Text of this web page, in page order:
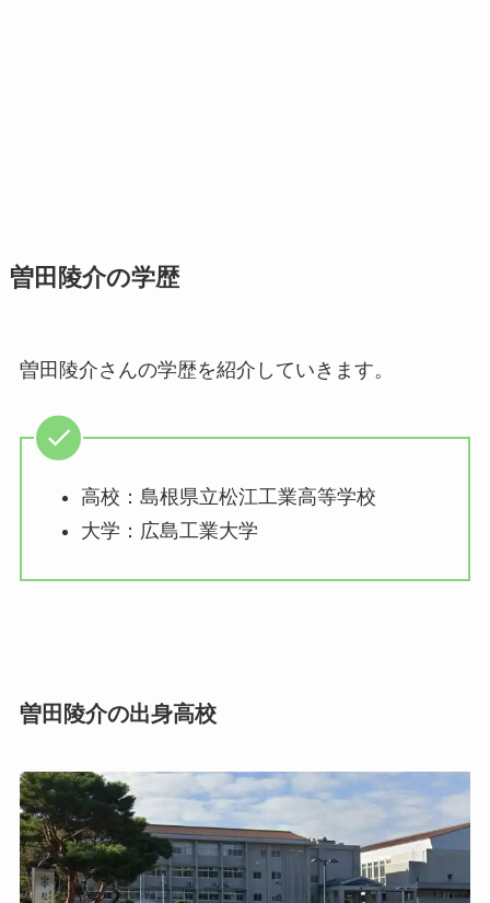
曽田陵介の学歴
曽田陵介さんの学歴を紹介していきます。
高校：島根県立松江工業高等学校
大学：広島工業大学
曽田陵介の出身高校